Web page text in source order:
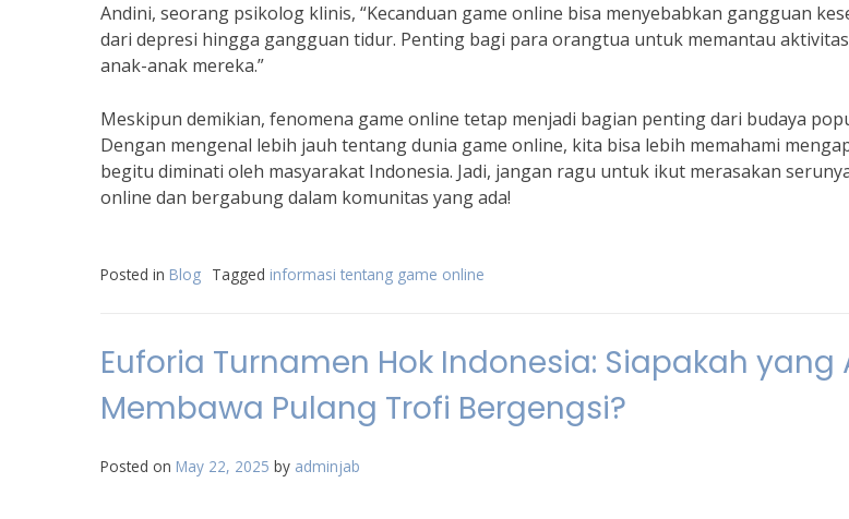
Andini, seorang psikolog klinis, “Kecanduan game online bisa menyebabkan gangguan
dari depresi hingga gangguan tidur. Penting bagi para orangtua untuk memantau
anak-anak mereka.”
Meskipun demikian, fenomena game online tetap menjadi bagian penting dari budaya
Dengan mengenal lebih jauh tentang dunia game online, kita bisa lebih memahami
begitu diminati oleh masyarakat Indonesia. Jadi, jangan ragu untuk ikut merasakan
online dan bergabung dalam komunitas yang ada!
Posted in Blog Tagged informasi tentang game online
Euforia Turnamen Hok Indonesia: Siapakah yang
Membawa Pulang Trofi Bergengsi?
Posted on May 22, 2025 by adminjab